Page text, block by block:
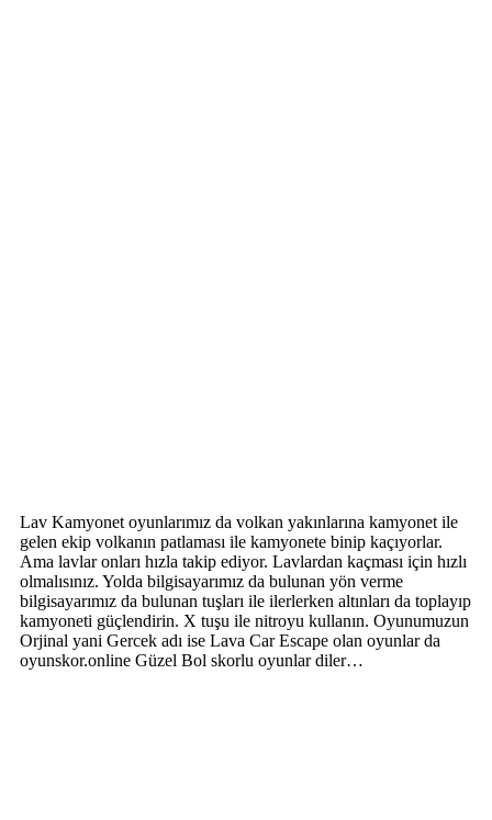
Lav Kamyonet oyunlarımız da volkan yakınlarına kamyonet ile
gelen ekip volkanın patlaması ile kamyonete binip kaçıyorlar.
Ama lavlar onları hızla takip ediyor. Lavlardan kaçması için hızlı
olmalısınız. Yolda bilgisayarımız da bulunan yön verme
bilgisayarımız da bulunan tuşları ile ilerlerken altınları da toplayıp
kamyoneti güçlendirin. X tuşu ile nitroyu kullanın. Oyunumuzun
Orjinal yani Gercek adı ise Lava Car Escape olan oyunlar da
oyunskor.online Güzel Bol skorlu oyunlar diler…